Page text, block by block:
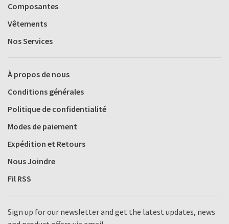
Composantes
Vêtements
Nos Services
À propos de nous
Conditions générales
Politique de confidentialité
Modes de paiement
Expédition et Retours
Nous Joindre
Fil RSS
Sign up for our newsletter and get the latest updates, news